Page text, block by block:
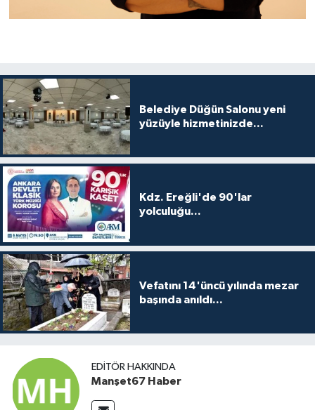
Belediye Düğün Salonu yeni
yüzüyle hizmetinizde...
Kdz. Ereğli'de 90'lar
yolculuğu...
Vefatını 14'üncü yılında mezar
başında anıldı...
EDITÖR HAKKINDA
Manşet67 Haber